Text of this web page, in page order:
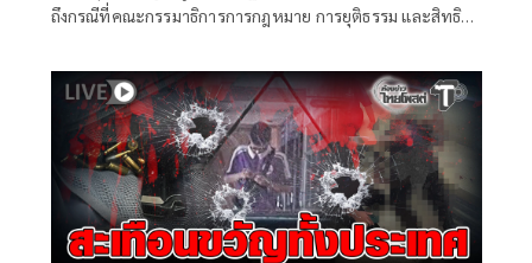
ถึงกรณีที่คณะกรรมาธิการการกฎหมาย การยุติธรรม และสิทธิ
กรรมาธิการ มีการอ้างชื่อนายกรัฐมนตรี เข้าไปเกี่ยวข้องกับการ
ทุจริตสอบท้องถิ่น